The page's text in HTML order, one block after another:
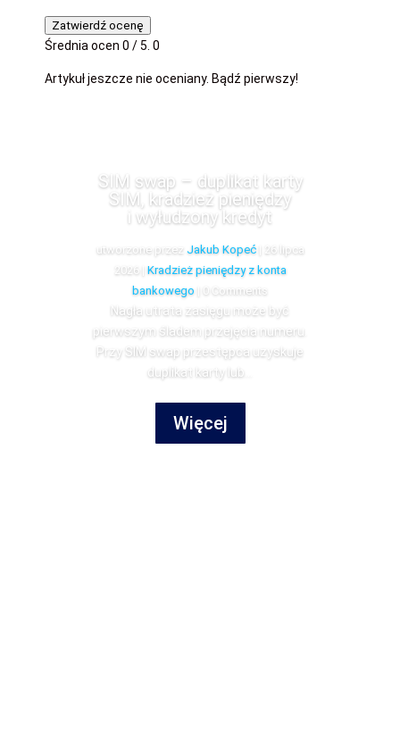
Zatwierdź ocenę
Średnia ocen 0 / 5. 0
Artykuł jeszcze nie oceniany. Bądź pierwszy!
SIM swap – duplikat karty
SIM, kradzież pieniędzy
i wyłudzony kredyt
utworzone przez Jakub Kopeć|
26 lipca
2026
Kradzież pieniędzy z konta
bankowego | 0 Comments
Nagła utrata zasięgu może być
pierwszym śladem przejęcia numeru.
Przy SIM swap przestępca uzyskuje
duplikat karty lub...
Więcej